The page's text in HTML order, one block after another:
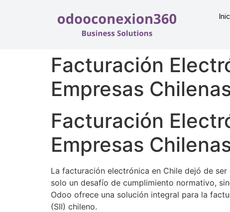
Facturación
Empresas
Facturación
Empresas
La facturación electrónica en Chile dejó de
solo un desafío de cumplimiento normativo,
Odoo ofrece una solución integral para la
(SII) chileno.